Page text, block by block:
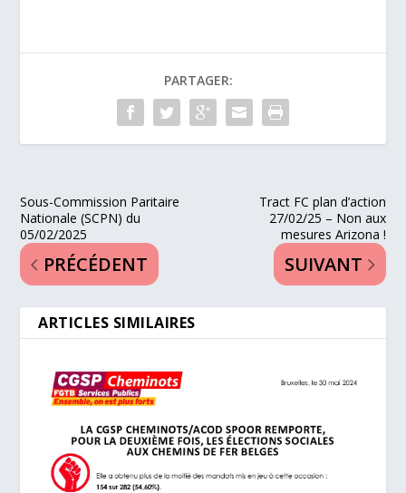
PARTAGER:
Sous-Commission Paritaire
Nationale (SCPN) du
05/02/2025
PRÉCÉDENT
Tract FC plan d’action
27/02/25 – Non aux
mesures Arizona !
SUIVANT
ARTICLES SIMILAIRES